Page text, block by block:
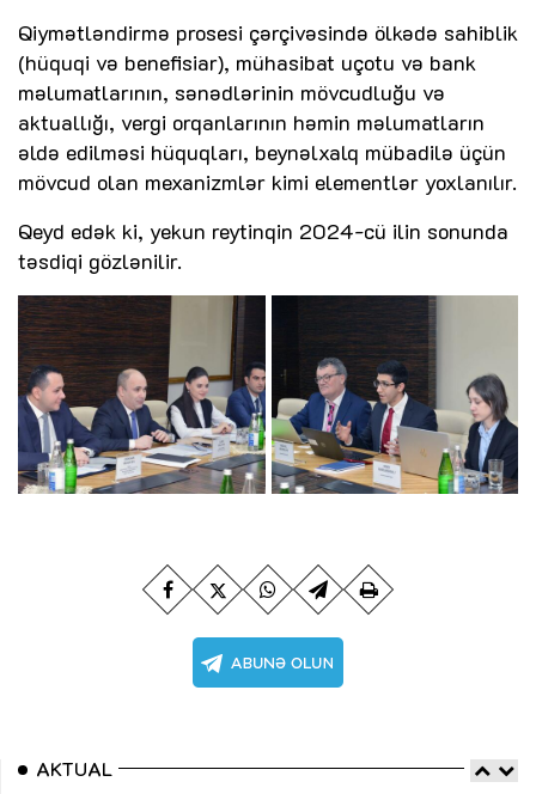
Qiymətləndirmə prosesi çərçivəsində ölkədə sahiblik
(hüquqi və benefisiar), mühasibat uçotu və bank
məlumatlarının, sənədlərinin mövcudluğu və
aktuallığı, vergi orqanlarının həmin məlumatların
əldə edilməsi hüquqları, beynəlxalq mübadilə üçün
mövcud olan mexanizmlər kimi elementlər yoxlanılır.
Qeyd edək ki, yekun reytinqin 2024-cü ilin sonunda
təsdiqi gözlənilir.
AKTUAL